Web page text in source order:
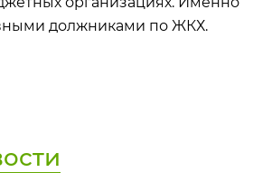
должниками по ЖКХ.